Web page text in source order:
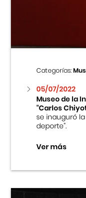
Cursos
Museo de la
Fondo Editorial
Teatro
Categorías:
05/07/2022
Museo de la
“Carlos
se inauguró la
deporte”.
Ver más